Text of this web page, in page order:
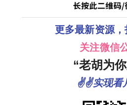
更多最新资源
关注微信
“老胡为
✌✌实现看